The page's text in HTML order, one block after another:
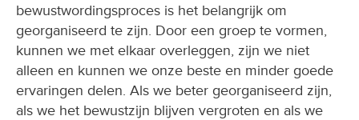
bewustwordingsproces is het belangrijk om
georganiseerd te zijn. Door een groep te vormen,
kunnen we met elkaar overleggen, zijn we niet
alleen en kunnen we onze beste en minder goede
ervaringen delen. Als we beter georganiseerd zijn,
als we het bewustzijn blijven vergroten en als we